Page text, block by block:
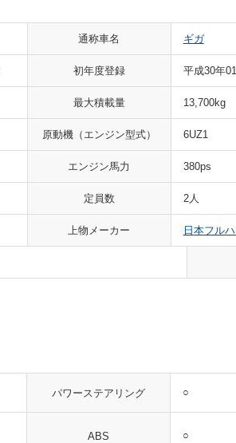
通称車名 ギガ
初年度登録 平成30年
最大積載量 13,700kg
原動機（エンジン型式） 6UZ1
エンジン馬力 380ps
定員数 2人
上物メーカー 日本フル
パワーステアリング ○
ABS ○